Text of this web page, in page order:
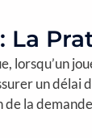
La
lorsqu’un
un
la